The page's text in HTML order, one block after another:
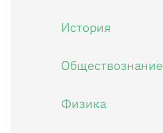
История
Обществознание
Физика